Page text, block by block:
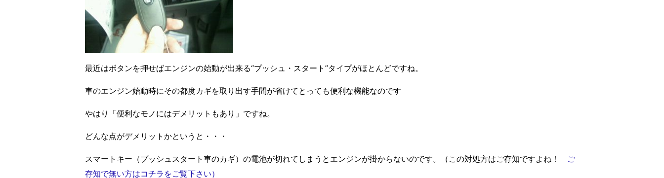
最近はボタンを押せばエンジンの始動が出来る“プッシュ・スタート”タイプがほとんどですね。
車のエンジン始動時にその都度カギを取り出す手間が省けてとっても便利な機能なのです
やはり「便利なモノにはデメリットもあり」ですね。
どんな点がデメリットかというと・・・
スマートキー（プッシュスタート車のカギ）の電池が切れてしまうとエンジンが掛からないのです。（この対処方はご存知ですよね！ ご
存知で無い方はコチラをご覧下さい）